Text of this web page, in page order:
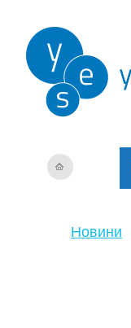
Новини